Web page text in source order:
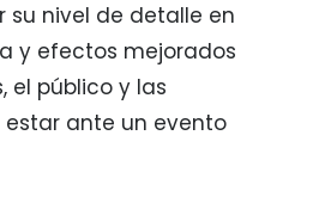
su nivel de detalle en
y efectos mejorados
el público y las
ante un evento